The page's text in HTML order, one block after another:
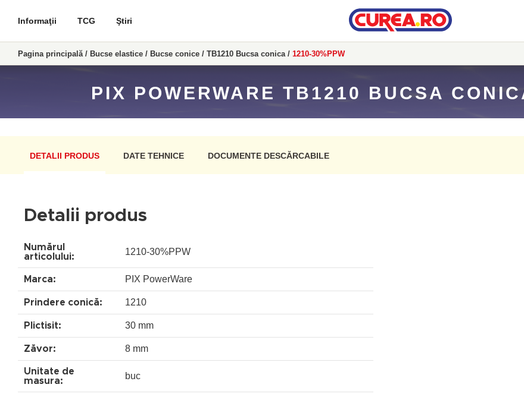
Informaţii TCG Ştiri
Pagina principală / Bucse elastice / Bucse conice / TB1210 Bucsa conica / 1210-30%PPW
PIX POWERWARE TB1210 BUCSA
DETALII PRODUS DATE TEHNICE DOCUMENTE DESCĂRCABILE
Detalii produs
Numărul
articolului:
1210-30%PPW
Marca: PIX PowerWare
Prindere conică: 1210
Plictisit: 30 mm
Zăvor: 8 mm
Unitate de
masura:
buc